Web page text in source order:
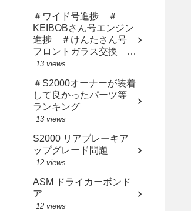
＃ワイド号進捗 ＃
KEIBOBさん号エンジン
進捗 ＃けんたさん号
フロントガラス交換 ＃
サト橙さん漢の中の漢に
13 views
＃S2000オーナーが装着
して良かったパーツ等
ランキング
13 views
S2000 リアブレーキア
ップグレード問題
12 views
ASM ドライカーボンド
ア
12 views